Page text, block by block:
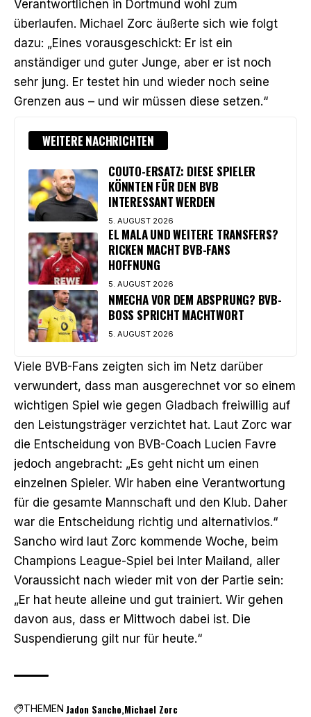
Verantwortlichen in Dortmund wohl zum
überlaufen. Michael Zorc äußerte sich wie folgt
dazu: „Eines vorausgeschickt: Er ist ein
anständiger und guter Junge, aber er ist noch
sehr jung. Er testet hin und wieder noch seine
Grenzen aus – und wir müssen diese setzen.“
WEITERE NACHRICHTEN
COUTO-ERSATZ: DIESE SPIELER
KÖNNTEN FÜR DEN BVB
INTERESSANT WERDEN
5. AUGUST 2026
EL MALA UND WEITERE TRANSFERS?
RICKEN MACHT BVB-FANS
HOFFNUNG
5. AUGUST 2026
NMECHA VOR DEM ABSPRUNG? BVB-
BOSS SPRICHT MACHTWORT
5. AUGUST 2026
Viele BVB-Fans zeigten sich im Netz darüber
verwundert, dass man ausgerechnet vor so einem
wichtigen Spiel wie gegen Gladbach freiwillig auf
den Leistungsträger verzichtet hat. Laut Zorc war
die Entscheidung von BVB-Coach Lucien Favre
jedoch angebracht: „Es geht nicht um einen
einzelnen Spieler. Wir haben eine Verantwortung
für die gesamte Mannschaft und den Klub. Daher
war die Entscheidung richtig und alternativlos.“
Sancho wird laut Zorc kommende Woche, beim
Champions League-Spiel bei Inter Mailand, aller
Voraussicht nach wieder mit von der Partie sein:
„Er hat heute alleine und gut trainiert. Wir gehen
davon aus, dass er Mittwoch dabei ist. Die
Suspendierung gilt nur für heute.“
THEMEN Jadon Sancho Michael Zorc